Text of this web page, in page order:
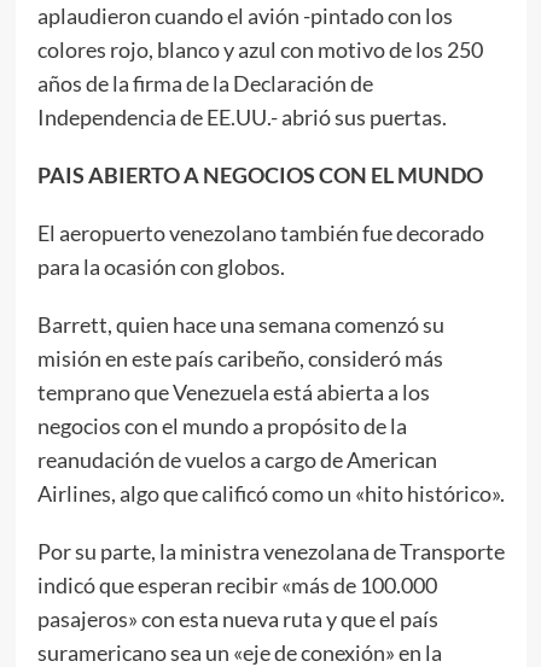
aplaudieron cuando el avión -pintado con los
colores rojo, blanco y azul con motivo de los 250
años de la firma de la Declaración de
Independencia de EE.UU.- abrió sus puertas.
PAIS ABIERTO A NEGOCIOS CON EL MUNDO
El aeropuerto venezolano también fue decorado
para la ocasión con globos.
Barrett, quien hace una semana comenzó su
misión en este país caribeño, consideró más
temprano que Venezuela está abierta a los
negocios con el mundo a propósito de la
reanudación de vuelos a cargo de American
Airlines, algo que calificó como un «hito histórico».
Por su parte, la ministra venezolana de Transporte
indicó que esperan recibir «más de 100.000
pasajeros» con esta nueva ruta y que el país
suramericano sea un «eje de conexión» en la